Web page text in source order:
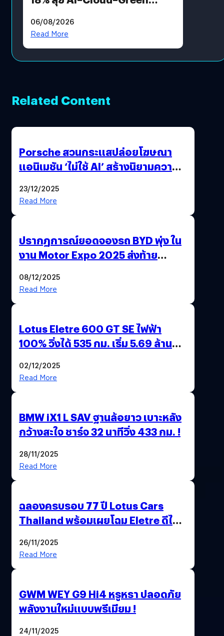
Revenue เร่งเครื่อง New
ปันผล 0.10 บาท/หุ้น
06/08/2026
Read More
Related Content
Porsche สวนกระแสปล่อยโฆษณา
แอนิเมชัน ‘ไม่ใช้ AI’ สร้างนิยามความ
23/12/2025
Read More
ปรากฏการณ์ยอดจองรถ BYD พุ่ง ใน
งาน Motor Expo 2025 ส่งท้าย
08/12/2025
Read More
Lotus Eletre 600 GT SE ไฟฟ้า
100% วิ่งได้ 535 กม. เริ่ม 5.69 ล้าน
02/12/2025
Read More
BMW iX1 L SAV ฐานล้อยาว เบาะหลัง
กว้างสะใจ ชาร์จ 32 นาทีวิ่ง 433 กม. !
28/11/2025
Read More
ฉลองครบรอบ 77 ปี Lotus Cars
Thailand พร้อมเผยโฉม Eletre ดีไซน์
26/11/2025
Read More
GWM WEY G9 Hi4 หรูหรา ปลอดภัย
พลังงานใหม่แบบพรีเมียม !
24/11/2025